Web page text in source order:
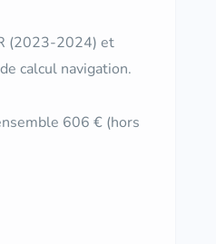
(2023-2024) et
calcul navigation.
606 € (hors